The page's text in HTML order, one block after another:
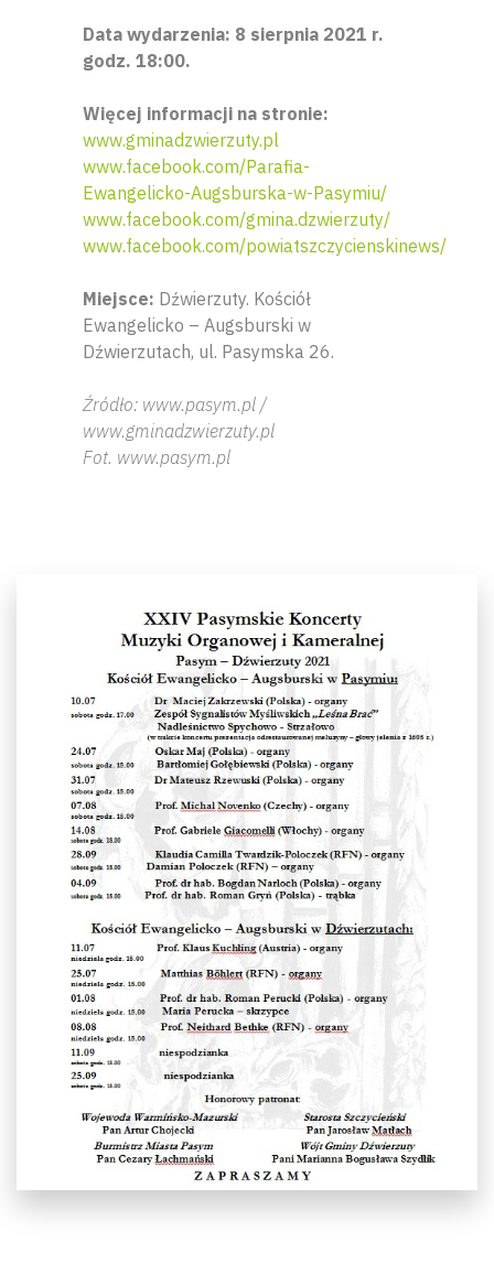
Data wydarzenia: 8 sierpnia 2021 r.
godz. 18:00.
Więcej informacji na stronie:
www.gminadzwierzuty.pl
www.facebook.com/Parafia-
Ewangelicko-Augsburska-w-Pasymiu/
www.facebook.com/gmina.dzwierzuty/
www.facebook.com/powiatszczycienskinews/
Miejsce: Dźwierzuty. Kościół
Ewangelicko – Augsburski w
Dźwierzutach, ul. Pasymska 26.
Źródło: www.pasym.pl /
www.gminadzwierzuty.pl
Fot. www.pasym.pl